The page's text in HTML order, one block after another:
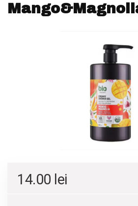
14.00 lei